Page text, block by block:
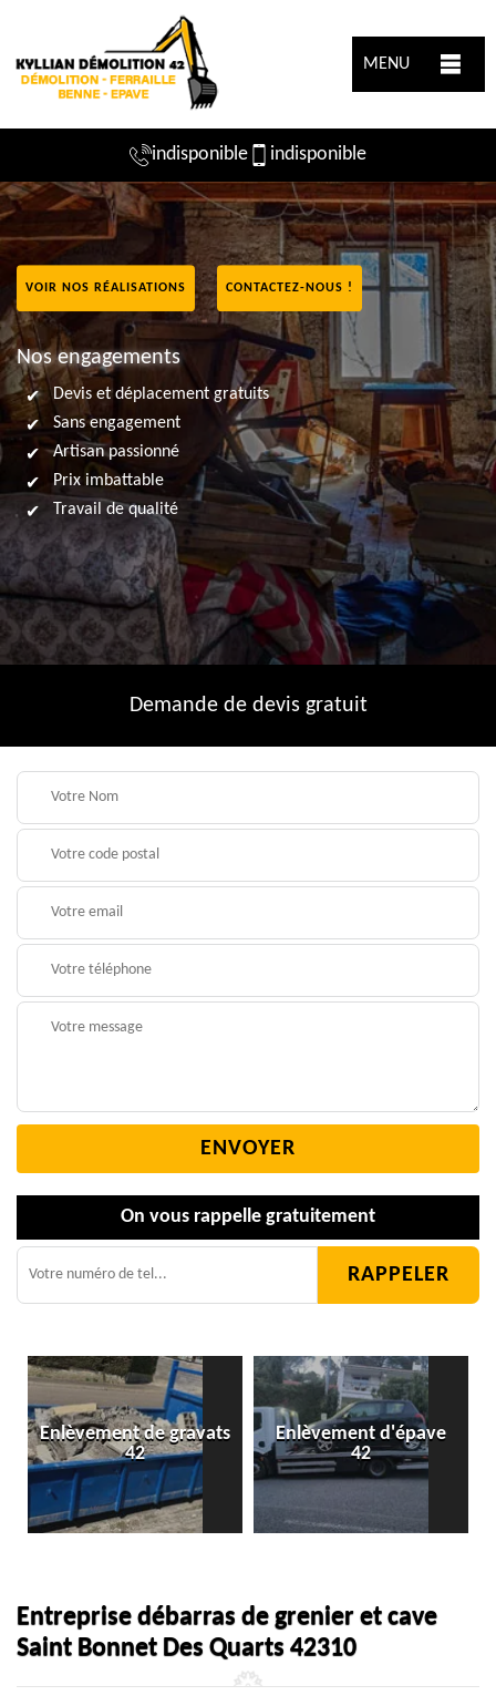
MENU
indisponible indisponible
VOIR NOS RÉALISATIONS CONTACTEZ-NOUS !
Nos engagements
Devis et déplacement gratuits
Sans engagement
Artisan passionné
Prix imbattable
Travail de qualité
Demande de devis gratuit
On vous rappelle gratuitement
Enlèvement de gravats
42
Enlèvement d'épave
42
Entreprise débarras de grenier et cave
Saint Bonnet Des Quarts 42310